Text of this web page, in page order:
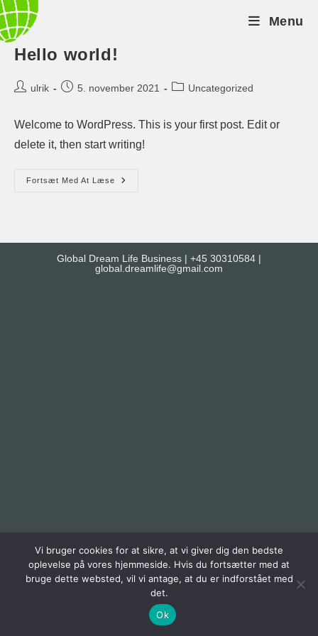
Skip
to
content
Menu
Hello world!
Postulrik
Post5. november 2021
PostUncategorized
Welcome to WordPress. This is your first post. Edit or
delete it, then start writing!
Fortsæt Med At Læse
Hello
Global Dream Life Business | +45 30310584 |
global.dreamlife@gmail.com
Vi bruger cookies for at sikre, at vi giver dig den bedste
oplevelse på vores hjemmeside. Hvis du fortsætter med at
bruge dette websted, vil vi antage, at du er indforstået med
det.
Ok